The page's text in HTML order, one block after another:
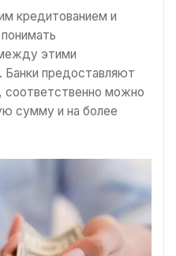
кредитованием и
этими
предоставляют
можно
сумму и на более